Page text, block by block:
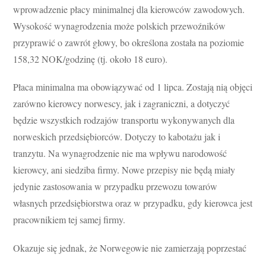
wprowadzenie płacy minimalnej dla kierowców zawodowych.
Wysokość wynagrodzenia może polskich przewoźników
przyprawić o zawrót głowy, bo określona została na poziomie
158,32 NOK/godzinę (tj. około 18 euro).
Płaca minimalna ma obowiązywać od 1 lipca. Zostają nią objęci
zarówno kierowcy norwescy, jak i zagraniczni, a dotyczyć
będzie wszystkich rodzajów transportu wykonywanych dla
norweskich przedsiębiorców. Dotyczy to kabotażu jak i
tranzytu. Na wynagrodzenie nie ma wpływu narodowość
kierowcy, ani siedziba firmy. Nowe przepisy nie będą miały
jedynie zastosowania w przypadku przewozu towarów
własnych przedsiębiorstwa oraz w przypadku, gdy kierowca jest
pracownikiem tej samej firmy.
Okazuje się jednak, że Norwegowie nie zamierzają poprzestać